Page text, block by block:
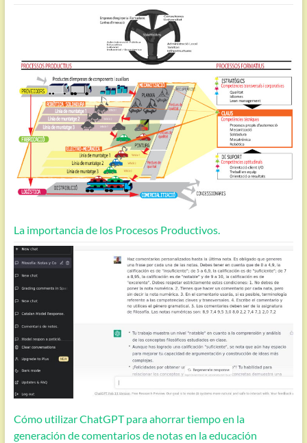
La importancia de los Procesos Productivos.
Cómo utilizar ChatGPT para ahorrar tiempo en la
generación de comentarios de notas en la educación